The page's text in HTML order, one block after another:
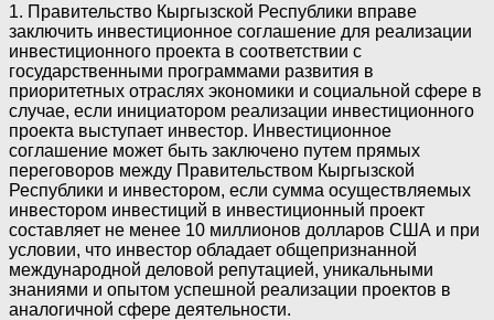
1. Правительство Кыргызской Республики вправе
заключить инвестиционное соглашение для реализации
инвестиционного проекта в соответствии с
государственными программами развития в
приоритетных отраслях экономики и социальной сфере в
случае, если инициатором реализации инвестиционного
проекта выступает инвестор. Инвестиционное
соглашение может быть заключено путем прямых
переговоров между Правительством Кыргызской
Республики и инвестором, если сумма осуществляемых
инвестором инвестиций в инвестиционный проект
составляет не менее 10 миллионов долларов США и при
условии, что инвестор обладает общепризнанной
международной деловой репутацией, уникальными
знаниями и опытом успешной реализации проектов в
аналогичной сфере деятельности.